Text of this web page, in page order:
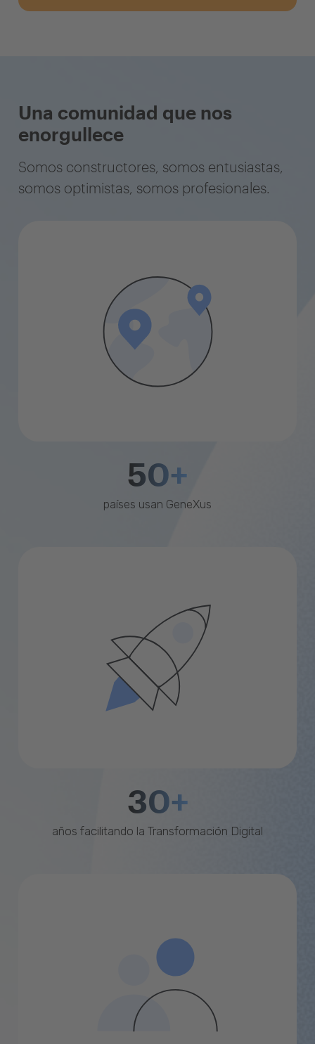
Una comunidad que nos
enorgullece
Somos constructores, somos entusiastas,
somos optimistas, somos profesionales.
50+
países usan GeneXus
30+
años facilitando la Transformación Digital